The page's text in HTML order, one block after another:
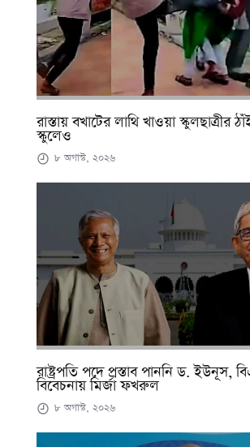
রাস্তায় বখাটের লাথি খাওয়া স্কুলছাত্রীর
স্কুলেও
৮ অগাস্ট, ২০২৬
রাষ্ট্রপতি পদে প্রস্তাব পাননি ড. ইউনূস,
বিবেচনায় মির্জা ফখরুল
৮ অগাস্ট, ২০২৬